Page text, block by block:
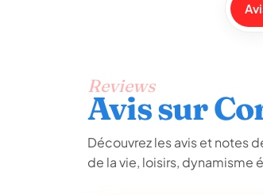
Reviews
Avis sur
Découvrez les avis et notes
de la vie, loisirs,